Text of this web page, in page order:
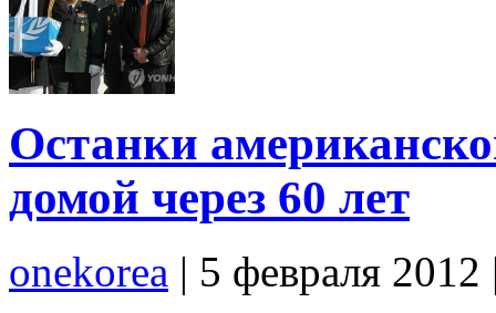
Останки
домой через 60 лет
onekorea | 5 февраля 2012